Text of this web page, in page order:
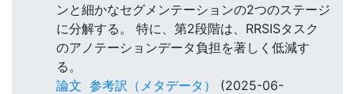
ンと細かなセグメンテーションの2つのステージ
に分解する。 特に、第2段階は、RRSISタスク
のアノテーションデータ負担を著しく低減す
る。
論文 参考訳（メタデータ）
(2025-06-